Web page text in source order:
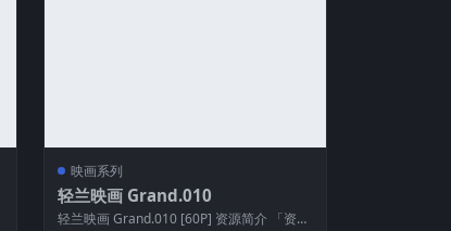
映画系列
轻兰映画 Grand.010
轻兰映画 Grand.010 [60P] 资源简介 「资源